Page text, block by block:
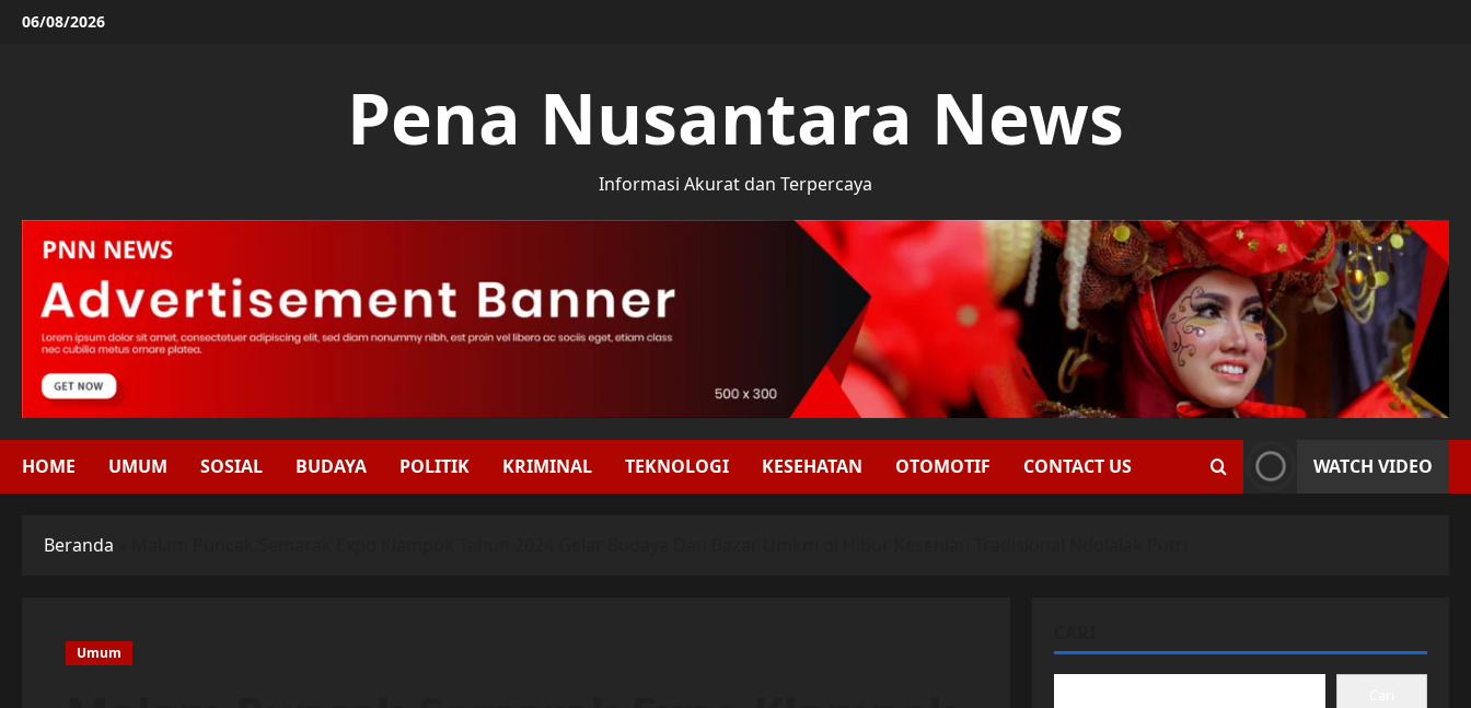
Skip06/08/2026
Pena Nusantara News
Informasi Akurat dan Terpercaya
HOME UMUM SOSIAL BUDAYA POLITIK KRIMINAL TEKNOLOGI KESEHATAN OTOMOTIF CONTACT US WATCH VIDEO
Beranda
Umum